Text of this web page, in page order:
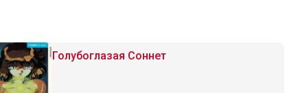
Голубоглазая Соннет